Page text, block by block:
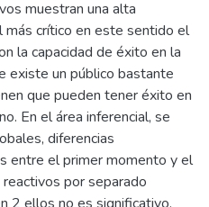
muestran una alta
más crítico en este sentido el
la capacidad de éxito en la
existe un público bastante
que pueden tener éxito en
En el área inferencial, se
diferencias
entre el primer momento y el
por separado